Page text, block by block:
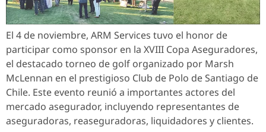
El 4 de noviembre, ARM Services tuvo el honor de
participar como sponsor en la XVIII Copa Aseguradores,
el destacado torneo de golf organizado por Marsh
McLennan en el prestigioso Club de Polo de Santiago de
Chile. Este evento reunió a importantes actores del
mercado asegurador, incluyendo representantes de
aseguradoras, reaseguradoras, liquidadores y clientes.